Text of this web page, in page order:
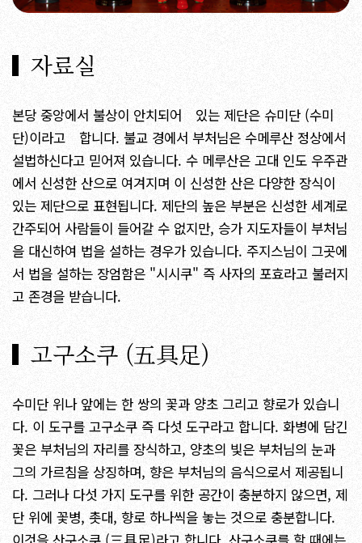
자료실
본당 중앙에서 불상이 안치되어 있는 제단은 슈미단 (수미
단)이라고 합니다. 불교 경에서 부처님은 수메루산 정상에서
설법하신다고 믿어져 있습니다. 수 메루산은 고대 인도 우주관
에서 신성한 산으로 여겨지며 이 신성한 산은 다양한 장식이
있는 제단으로 표현됩니다. 제단의 높은 부분은 신성한 세계로
간주되어 사람들이 들어갈 수 없지만, 승가 지도자들이 부처님
을 대신하여 법을 설하는 경우가 있습니다. 주지스님이 그곳에
서 법을 설하는 장엄함은 "시시쿠" 즉 사자의 포효라고 불러지
고 존경을 받습니다.
고구소쿠 (五具足)
수미단 위나 앞에는 한 쌍의 꽃과 양초 그리고 향로가 있습니
다. 이 도구를 고구소쿠 즉 다섯 도구라고 합니다. 화병에 담긴
꽃은 부처님의 자리를 장식하고, 양초의 빛은 부처님의 눈과
그의 가르침을 상징하며, 향은 부처님의 음식으로서 제공됩니
다. 그러나 다섯 가지 도구를 위한 공간이 충분하지 않으면, 제
단 위에 꽃병, 촛대, 향로 하나씩을 놓는 것으로 충분합니다.